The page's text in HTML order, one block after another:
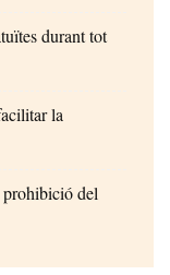
durant tot
la
del